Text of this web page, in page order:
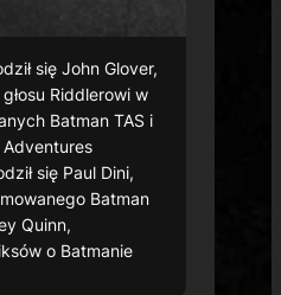
się John Glover,
Riddlerowi w
Batman TAS i
się Paul Dini,
Batman
Quinn,
o Batmanie